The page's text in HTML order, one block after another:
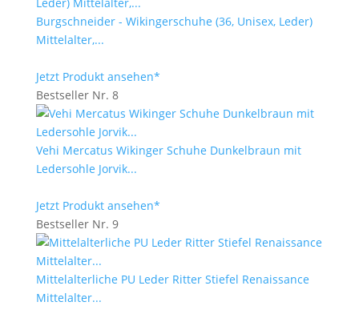
Burgschneider - Wikingerschuhe (36, Unisex, Leder)
Mittelalter,...
Jetzt Produkt ansehen*
Bestseller Nr. 8
Vehi Mercatus Wikinger Schuhe Dunkelbraun mit
Ledersohle Jorvik...
Jetzt Produkt ansehen*
Bestseller Nr. 9
Mittelalterliche PU Leder Ritter Stiefel Renaissance
Mittelalter...